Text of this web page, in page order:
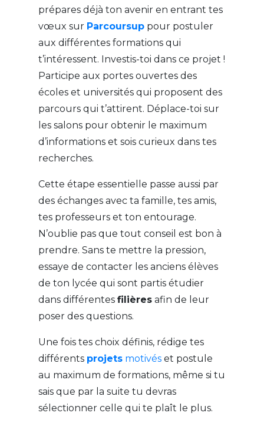
prépares déjà ton avenir en entrant tes
vœux sur Parcoursuppour postuler
aux différentes formations qui
t’intéressent. Investis-toi dans ce projet !
Participe aux portes ouvertes des
écoles et universités qui proposent des
parcours qui t’attirent. Déplace-toi sur
les salons pour obtenir le maximum
d’informations et sois curieux dans tes
recherches.
Cette étape essentielle passe aussi par
des échanges avec ta famille, tes amis,
tes professeurs et ton entourage.
N’oublie pas que tout conseil est bon à
prendre. Sans te mettre la pression,
essaye de contacter les anciens élèves
de ton lycée qui sont partis étudier
dans différentes filièresafin de leur
poser des questions.
Une fois tes choix définis, rédige tes
différents projetsmotivéset postule
au maximum de formations, même si tu
sais que par la suite tu devras
sélectionner celle qui te plaît le plus.